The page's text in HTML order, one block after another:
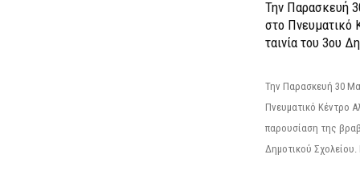
Την Παρασκευή
στο Πνευματικό
ταινία του 3ου
Την Παρασκευή 30
Πνευματικό Κέντρο
παρουσίαση της
Δημοτικού Σχολείου.